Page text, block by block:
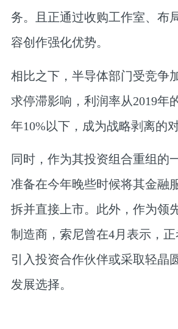
务。且正通过收购工作室、布
容创作强化优势。
相比之下，半导体部门受竞争
求停滞影响，利润率从2019年
年10%以下，成为战略剥离的对
同时，作为其投资组合重组的
准备在今年晚些时候将其金融
拆并直接上市。此外，作为领
制造商，索尼曾在4月表示，
引入投资合作伙伴或采取轻晶
发展选择。